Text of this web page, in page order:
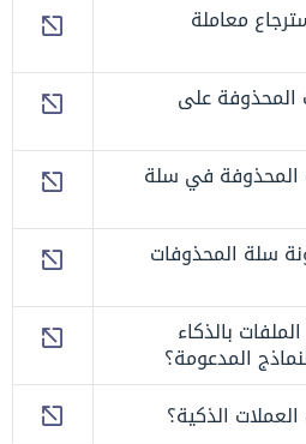
معاملة
المحذوفة على
المحذوفة في سلة
سلة المحذوفات
بالذكاء
المدعومة؟
الذكية؟